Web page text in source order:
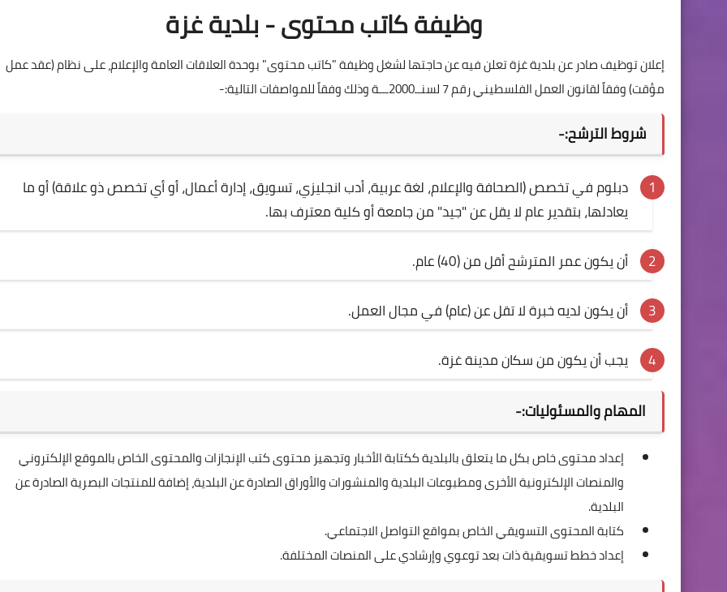
وظيفة كاتب محتوى - بلدية غزة
إعلان توظيف صادر عن بلدية غزة تعلن فيه عن حاجتها لشغل وظيفة "كاتب محتوى" بوحدة العلاقات العامة والإعلام، على نظام (عقد عمل
مؤقت) وفقاً لقانون العمل الفلسطيني رقم 7 لسنــ2000ـــة وذلك وفقاً للمواصفات التالية:-
شروط الترشح:-
دبلوم في تخصص (الصحافة والإعلام، لغة عربية، أدب انجليزي، تسويق، إدارة أعمال، أو أي تخصص ذو علاقة) أو ما
يعادلها، بتقدير عام لا يقل عن "جيد" من جامعة أو كلية معترف بها.
أن يكون عمر المترشح أقل من (40) عام.
أن يكون لديه خبرة لا تقل عن (عام) في مجال العمل.
يجب أن يكون من سكان مدينة غزة.
المهام والمسئوليات:-
إعداد محتوى خاص بكل ما يتعلق بالبلدية ككتابة الأخبار وتجهيز محتوى كتب الإنجازات والمحتوى الخاص بالموقع الإلكتروني
والمنصات الإلكترونية الأخرى ومطبوعات البلدية والمنشورات والأوراق الصادرة عن البلدية، إضافة للمنتجات البصرية الصادرة عن
البلدية.
كتابة المحتوى التسويقي الخاص بمواقع التواصل الاجتماعي.
إعداد خطط تسويقية ذات بعد توعوي وإرشادي على المنصات المختلفة.